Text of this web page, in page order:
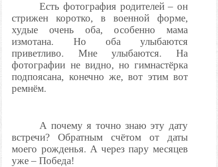
Есть фотография родителей – он
стрижен коротко, в военной форме,
худые очень оба, особенно мама
измотана. Но оба улыбаются
приветливо. Мне улыбаются. На
фотографии не видно, но гимнастёрка
подпоясана, конечно же, вот этим вот
ремнём.
А почему я точно знаю эту дату
встречи? Обратным счётом от даты
моего рожденья. А через пару месяцев
уже – Победа!